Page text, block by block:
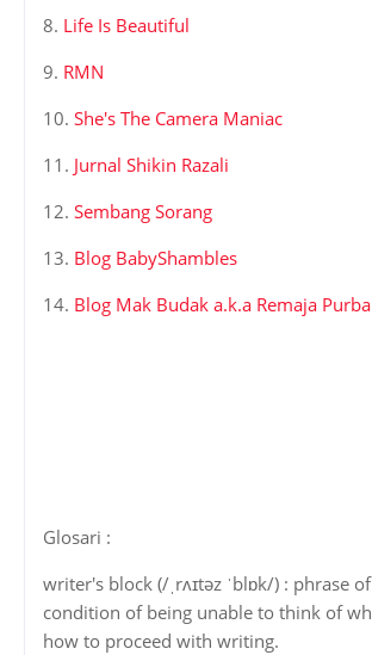
8. Life Is Beautiful
9. RMN
10. She's The Camera Maniac
11. Jurnal Shikin Razali
12. Sembang Sorang
13. Blog BabyShambles
14. Blog Mak Budak a.k.a Remaja Purba
Glosari :
writer's block (/ˌrʌɪtəz ˈblɒk/) : phrase
condition of being unable to think of
how to proceed with writing.